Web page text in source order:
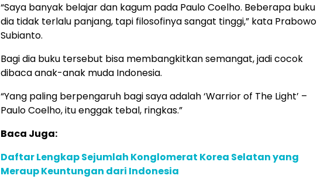
“Saya banyak belajar dan kagum pada Paulo Coelho. Beberapa buku
dia tidak terlalu panjang, tapi filosofinya sangat tinggi,” kata Prabowo
Subianto.
Bagi dia buku tersebut bisa membangkitkan semangat, jadi cocok
dibaca anak-anak muda Indonesia.
“Yang paling berpengaruh bagi saya adalah ‘Warrior of The Light’ –
Paulo Coelho, itu enggak tebal, ringkas.”
Baca Juga:
Daftar Lengkap Sejumlah Konglomerat Korea Selatan yang
Meraup Keuntungan dari Indonesia